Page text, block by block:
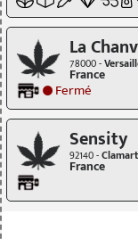
La
78000 -
France
Fermé
Sensity
92140 -Clamart
France